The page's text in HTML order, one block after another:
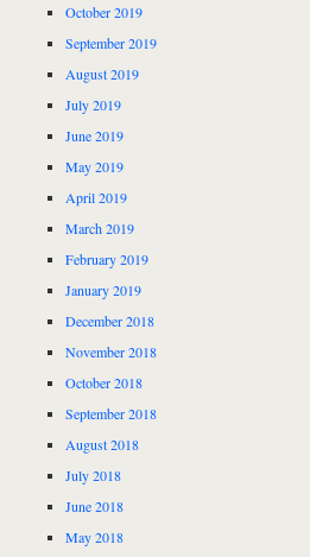
October 2019
September 2019
August 2019
July 2019
June 2019
May 2019
April 2019
March 2019
February 2019
January 2019
December 2018
November 2018
October 2018
September 2018
August 2018
July 2018
June 2018
May 2018